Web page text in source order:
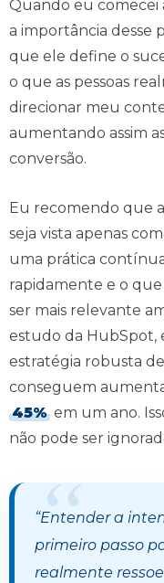
Quando eu comecei
a importância desse
que ele define o
o que as pessoas
direcionar meu
aumentando assim
conversão.
Eu recomendo que
seja vista apenas
uma prática
rapidamente e o
ser mais relevante
estudo da HubSpot,
estratégia robusta
conseguem
45% em um ano.
não pode ser
“Entender a
primeiro passo
realmente